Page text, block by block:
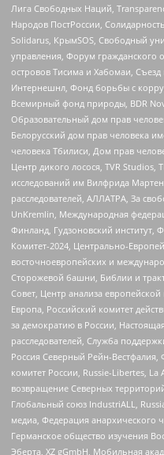
Лига Свободных Наций,
Народов ПостРоссии,
Solidarus, КрымSOS, Свободный
управления, Форум гражданского
островов Тисима и Хабомаи,
Интернешнл, Фонд борьбы с
Всемирный фонд природы, BDR
Образовательный дом прав
Белорусский дом прав человека
человека Тбилиси, Дом прав
Центр дикого лосося, TVR
исследований им Вилфрида
расследователей, АЛЛАТРА, За
UnKremlin, Международная
Финланд, Гудзоновский институт,
Комитет-2024, Центрально-
восточноевропейских и
Сторожевой башни, Библии и
Совет, Центр анализа
Европа, Российский комитет
за демократию в России,
расследователей, Служба
Россия Северный Рейн-
комитет России, Russie-Libertes,
возвращение Северных
Глобальный союз IndustriALL,
медиа, Федерация анархического
Германское общество изучения
Эберта, XZ gGmbH, Мобильная